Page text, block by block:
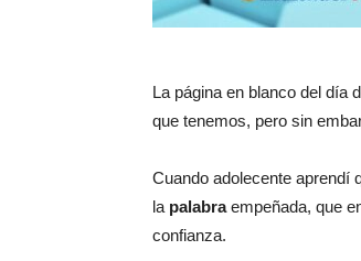
La página en blanco del día
que tenemos, pero sin
Cuando adolecente aprendí
la palabraempeñada, que
confianza.